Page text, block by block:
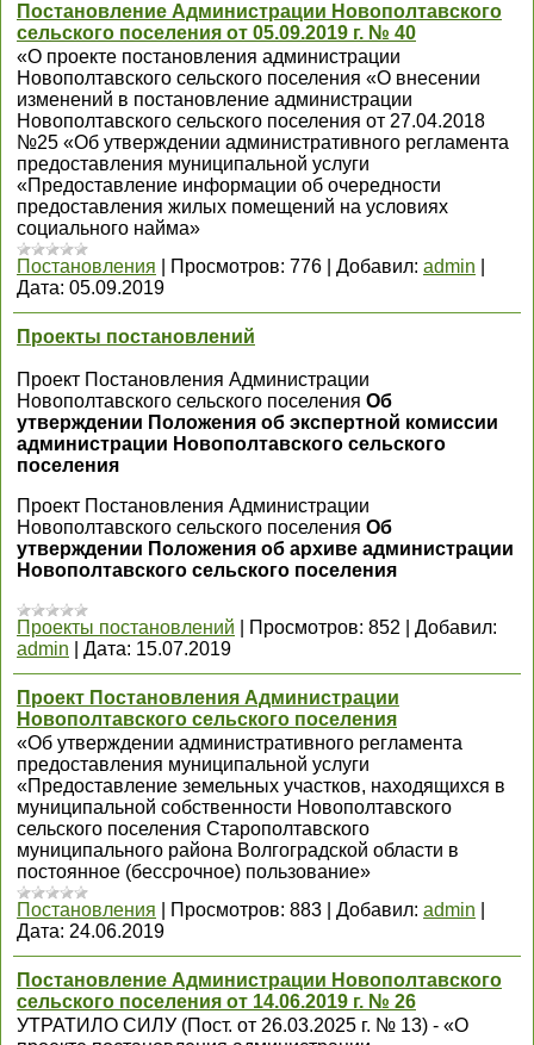
Постановление Администрации Новополтавского
сельского поселения от 05.09.2019 г. № 40
«О проекте постановления администрации
Новополтавского сельского поселения «О внесении
изменений в постановление администрации
Новополтавского сельского поселения от 27.04.2018
№25 «Об утверждении административного регламента
предоставления муниципальной услуги
«Предоставление информации об очередности
предоставления жилых помещений на условиях
социального найма»
Постановления
Просмотров: 776 Добавил: admin
Дата: 05.09.2019
Проекты постановлений
Проект Постановления Администрации
Новополтавского сельского поселения Об
утверждении Положения об экспертной комиссии
администрации Новополтавского сельского
поселения
Проект Постановления Администрации
Новополтавского сельского поселения Об
утверждении Положения об архиве администрации
Новополтавского сельского поселения
Проекты постановлений Просмотров: 852
Добавил:
admin
Дата: 15.07.2019
Проект Постановления Администрации
Новополтавского сельского поселения
«Об утверждении административного регламента
предоставления муниципальной услуги
«Предоставление земельных участков, находящихся в
муниципальной собственности Новополтавского
сельского поселения Старополтавского
муниципального района Волгоградской области в
постоянное (бессрочное) пользование»
Постановления
Просмотров: 883 Добавил: admin
Дата: 24.06.2019
Постановление Администрации Новополтавского
сельского поселения от 14.06.2019 г. № 26
УТРАТИЛО СИЛУ (Пост. от 26.03.2025 г. № 13) - «О